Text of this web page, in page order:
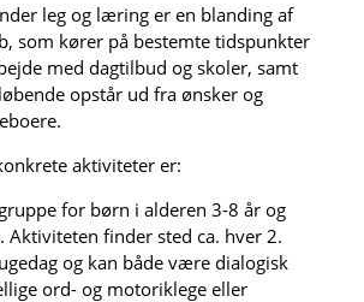
leg og læring er en blanding af
som kører på bestemte tidspunkter
med dagtilbud og skoler, samt
opstår ud fra ønsker og
aktiviteter er:
for børn i alderen 3-8 år og
finder sted ca. hver 2.
og kan både være dialogisk
ord- og motoriklege eller